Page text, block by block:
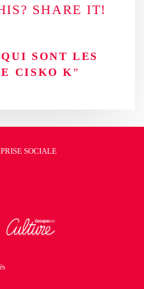
SHARE IT!
QUI SONT LES
CISKO K ”
SOCIALE